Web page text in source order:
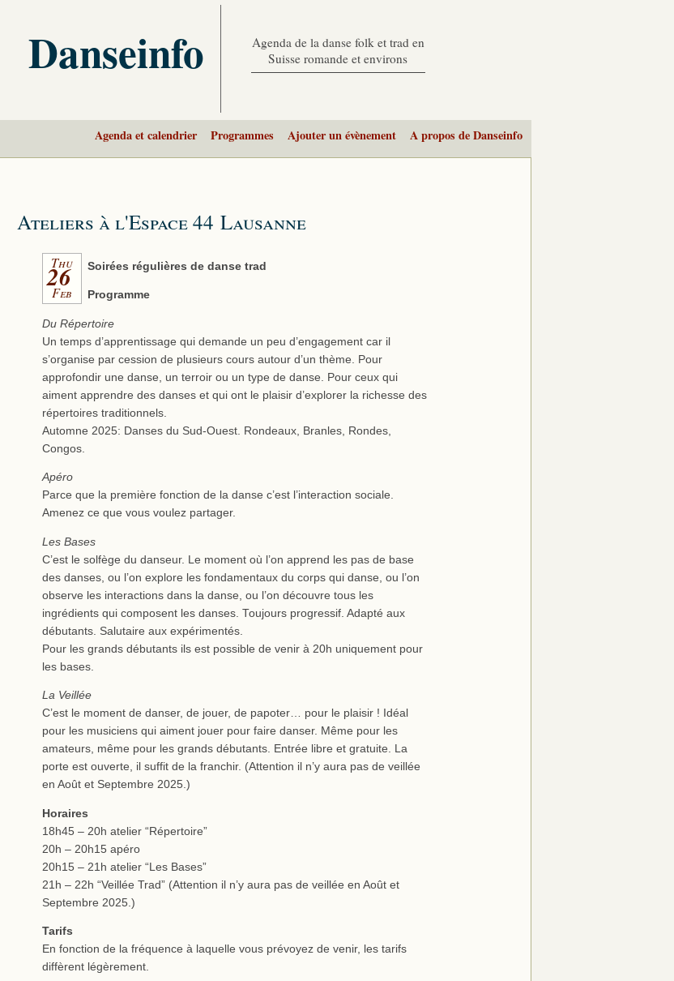
Danseinfo
Agenda de la danse folk et trad en
Suisse romande et environs
Agenda et calendrier Programmes Ajouter un évènement A propos de Danseinfo
Ateliers à l'Espace 44 Lausanne
Thu
26
Feb
Soirées régulières de danse trad
Programme
Du Répertoire
Un temps d’apprentissage qui demande un peu d’engagement car il
s’organise par cession de plusieurs cours autour d’un thème. Pour
approfondir une danse, un terroir ou un type de danse. Pour ceux qui
aiment apprendre des danses et qui ont le plaisir d’explorer la richesse des
répertoires traditionnels.
Automne 2025: Danses du Sud-Ouest. Rondeaux, Branles, Rondes,
Congos.
Apéro
Parce que la première fonction de la danse c’est l’interaction sociale.
Amenez ce que vous voulez partager.
Les Bases
C’est le solfège du danseur. Le moment où l’on apprend les pas de base
des danses, ou l’on explore les fondamentaux du corps qui danse, ou l’on
observe les interactions dans la danse, ou l’on découvre tous les
ingrédients qui composent les danses. Toujours progressif. Adapté aux
débutants. Salutaire aux expérimentés.
Pour les grands débutants ils est possible de venir à 20h uniquement pour
les bases.
La Veillée
C’est le moment de danser, de jouer, de papoter… pour le plaisir ! Idéal
pour les musiciens qui aiment jouer pour faire danser. Même pour les
amateurs, même pour les grands débutants. Entrée libre et gratuite. La
porte est ouverte, il suffit de la franchir. (Attention il n’y aura pas de veillée
en Août et Septembre 2025.)
Horaires
18h45 – 20h atelier “Répertoire”
20h – 20h15 apéro
20h15 – 21h atelier “Les Bases”
21h – 22h “Veillée Trad” (Attention il n’y aura pas de veillée en Août et
Septembre 2025.)
Tarifs
En fonction de la fréquence à laquelle vous prévoyez de venir, les tarifs
diffèrent légèrement.